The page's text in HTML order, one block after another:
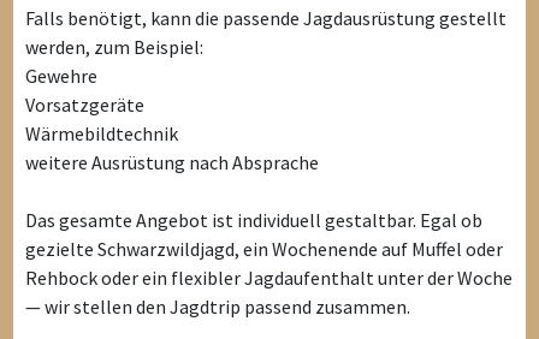
Falls benötigt, kann die passende Jagdausrüstung gestellt
werden, zum Beispiel:
Gewehre
Vorsatzgeräte
Wärmebildtechnik
weitere Ausrüstung nach Absprache
Das gesamte Angebot ist individuell gestaltbar. Egal ob
gezielte Schwarzwildjagd, ein Wochenende auf Muffel oder
Rehbock oder ein flexibler Jagdaufenthalt unter der Woche
— wir stellen den Jagdtrip passend zusammen.